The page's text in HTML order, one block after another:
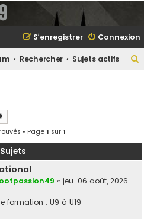
Connexion
S’enregistrer
Rechercher Sujets actifs
• Page1 sur1
Sujets
« jeu. 06 août, 2026
formation : U9 à U19